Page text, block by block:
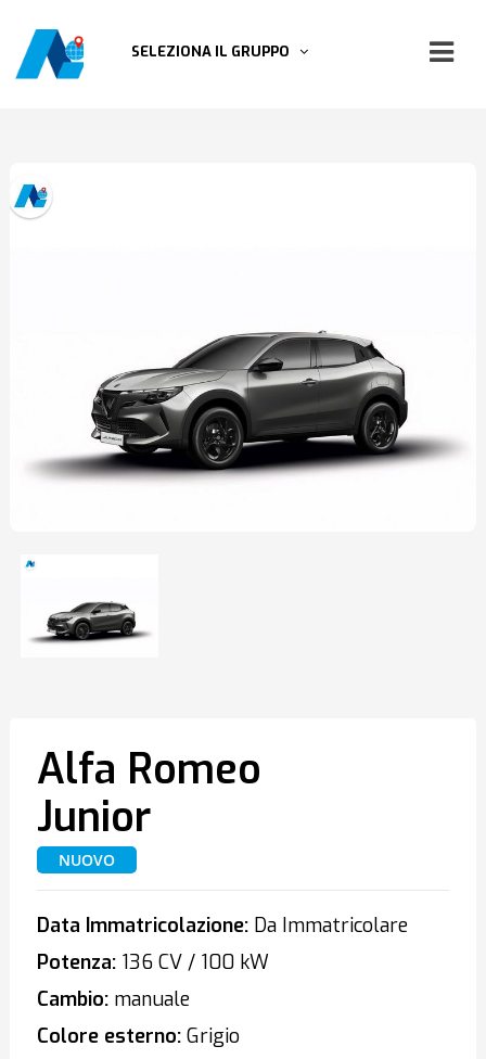
SELEZIONA IL GRUPPO
Alfa Romeo
Junior
NUOVO
Data Immatricolazione:Da Immatricolare
Potenza:136 CV / 100 kW
Cambio:manuale
Colore esterno:Grigio